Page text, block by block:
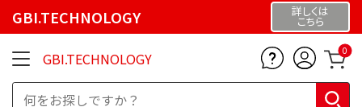
GBI.TECHNOLOGY 詳しくは
こちら
GBI.TECHNOLOGY 0